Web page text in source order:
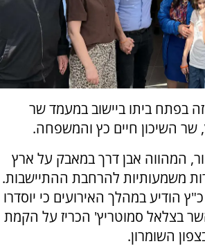
בפתח ביתו ביישוב במעמד שר
שר השיכון חיים כץ והמשפחה.
המהווה אבן דרך במאבק על ארץ
משמעותיות להרחבת ההתיישבות.
הודיע במהלך האירועים כי יוסדרו
חוות, והשר בצלאל סמוטריץ' הכריז על הקמת